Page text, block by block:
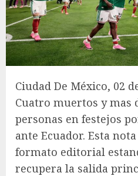
Ciudad De México, 02
Cuatro muertos y mas
personas en festejos
ante Ecuador. Esta
formato editorial
recupera la salida